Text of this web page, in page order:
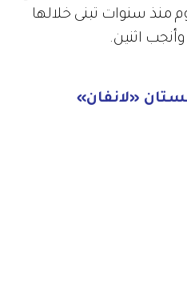
منذ سنوات تبنى خلالها
اثنين.
«لانفان»